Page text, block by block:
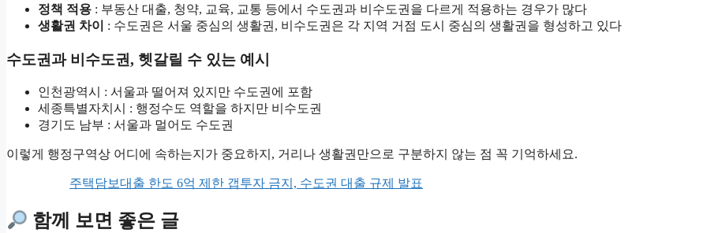
정책 적용 : 부동산 대출, 청약, 교육, 교통 등에서 수도권과 비수도권을 다르게 적용하는 경우가 많다
생활권 차이
: 수도권은 서울 중심의 생활권, 비수도권은 각 지역 거점 도시 중심의 생활권을 형성하고 있다
수도권과 비수도권, 헷갈릴 수 있는 예시
인천광역시 : 서울과 떨어져 있지만 수도권에 포함
세종특별자치시 : 행정수도 역할을 하지만 비수도권
경기도 남부 : 서울과 멀어도 수도권
이렇게 행정구역상 어디에 속하는지가 중요하지, 거리나 생활권만으로 구분하지 않는 점 꼭 기억하세요.
주택담보대출 한도 6억 제한 갭투자 금지, 수도권 대출 규제 발표
함께 보면 좋은 글